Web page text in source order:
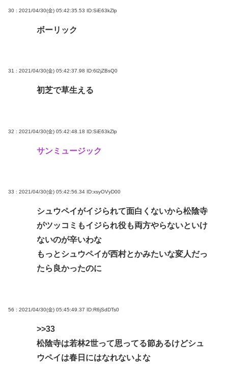
30 : 2021/04/30(金) 05:42:35.53 ID:SiE63kZlp
ボーリック
31 : 2021/04/30(金) 05:42:37.98 ID:6l2jZBsQ0
初芝で草生える
32 : 2021/04/30(金) 05:42:48.18 ID:SiE63kZlp
サンミュージック
33 : 2021/04/30(金) 05:42:56.34 ID:xsyOVyD00
シュウペイがイジられて面白くないから松陰寺
がツッコミもイジられ役も両方やらないといけ
ないのが辛いわな
もっとシュウペイが西村とかみたいな変人だっ
たら良かったのに
56 : 2021/04/30(金) 05:45:49.37 ID:R6jSdDTs0
>>33
松陰寺は若林2世って思ってる節あるけどシュ
ウペイは春日にはなれないよな